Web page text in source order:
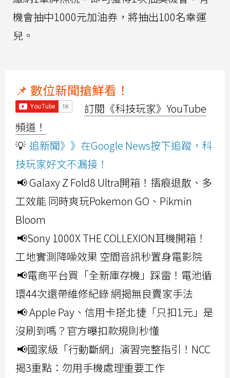
機會抽中1000元加油券，將抽出100名幸運
兒。
📌 數位新聞搶鮮看！
訂閱《科技玩家》YouTube
頻道！
💡 追新聞》》在Google News按下追蹤，科
技玩家好文不漏接！
📢 Galaxy Z Fold8 Ultra開箱！摺痕退散、多
工效能 同時爽玩Pokemon GO、Pikmin
Bloom
📢Sony 1000X THE COLLEXION耳機開箱！
工地實測降噪效果 空間音訊秒置身電影院
📢電商平台買「全新庫存機」踩雷！電池循
環44次還帶維修紀錄 網揭無良賣家手法
📢 Apple Pay、信用卡搭北捷「只扣1元」是
沒刷到嗎？官方曝扣款規則秒懂
📢國家級「行動斷網」演習完整指引！NCC
揭3重點：勿用手機處理重要工作